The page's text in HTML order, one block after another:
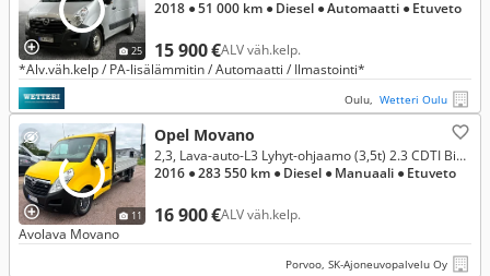
25 15 900 €ALV väh.kelp.
2018 ● 51 000 km ● Diesel ● Automaatti ● Etuveto
*Alv.väh.kelp / PA-lisälämmitin / Automaatti / Ilmastointi*
Oulu, Wetteri Oulu
11
Opel Movano
16 900 €ALV väh.kelp.
2,3, Lava-auto-L3 Lyhyt-ohjaamo (3,5t) 2.3 CDTI BiTurbo 100kW MT6 FWD (XZ23)
2016 ● 283 550 km ● Diesel ● Manuaali ● Etuveto
Avolava Movano
Porvoo, SK-Ajoneuvopalvelu Oy